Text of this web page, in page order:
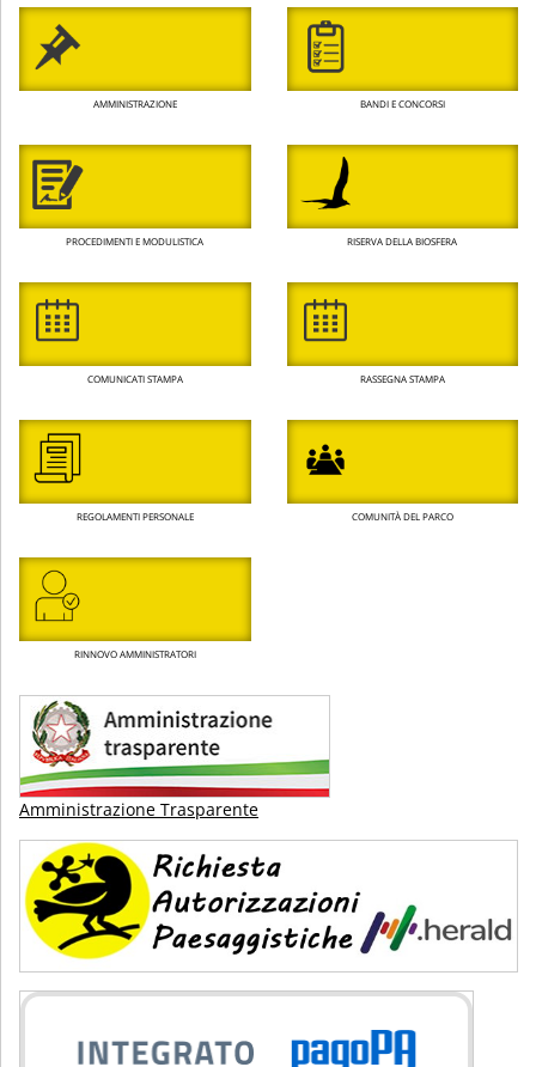
AMMINISTRAZIONE BANDI E CONCORSI
PROCEDIMENTI E MODULISTICA RISERVA DELLA BIOSFERA
COMUNICATI STAMPA RASSEGNA STAMPA
REGOLAMENTI PERSONALE COMUNITÀ DEL PARCO
RINNOVO AMMINISTRATORI
Amministrazione Trasparente